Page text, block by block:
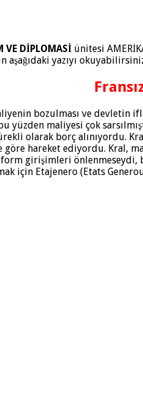
VE DİPLOMASİ ünitesi
aşağıdaki yazıyı
bozulması ve devletin
yüzden maliyesi çok
olarak borç alınıyordu.
hareket ediyordu. Kral,
girişimleri önlenmeseydi,
için Etajenero (Etats